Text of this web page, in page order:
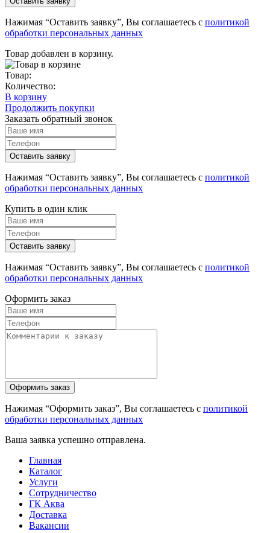
Нажимая “Оставить заявку”, Вы соглашаетесь с политикой
обработки персональных данных
Товар добавлен в корзину.
Товар:
Количество:
В корзину
Продолжить покупки
Заказать обратный звонок
Нажимая “Оставить заявку”, Вы соглашаетесь с политикой
обработки персональных данных
Купить в один клик
Нажимая “Оставить заявку”, Вы соглашаетесь с политикой
обработки персональных данных
Оформить заказ
Нажимая “Оформить заказ”, Вы соглашаетесь с политикой
обработки персональных данных
Ваша заявка успешно отправлена.
Главная
Каталог
Услуги
Сотрудничество
ГК Аква
Доставка
Вакансии